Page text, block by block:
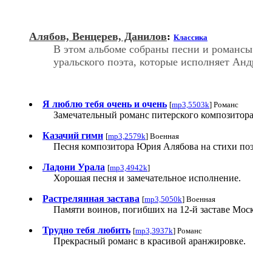
Алябов, Венцерев, Данилов: Классика
В этом альбоме собраны песни и
уральского поэта, которые исполняет
Я люблю тебя очень и очень [mp3,5503k] Романс
Замечательный романс питерского
Казачий гимн [mp3,2579k] Военная
Песня композитора Юрия Алябова на стихи
Ладони Урала [mp3,4942k]
Хорошая песня и замечательное исполнение.
Растрелянная застава [mp3,5050k] Военная
Памяти воинов, погибших на 12-й заставе
Трудно тебя любить [mp3,3937k] Романс
Прекрасный романс в красивой аранжировке.